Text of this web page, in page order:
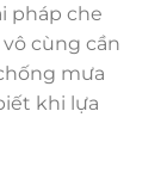
pháp che
cùng cần
mưa
khi lựa